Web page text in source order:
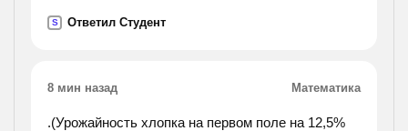
S Ответил Студент
8 мин назад Математика
.(Урожайность хлопка на первом поле на 12,5%